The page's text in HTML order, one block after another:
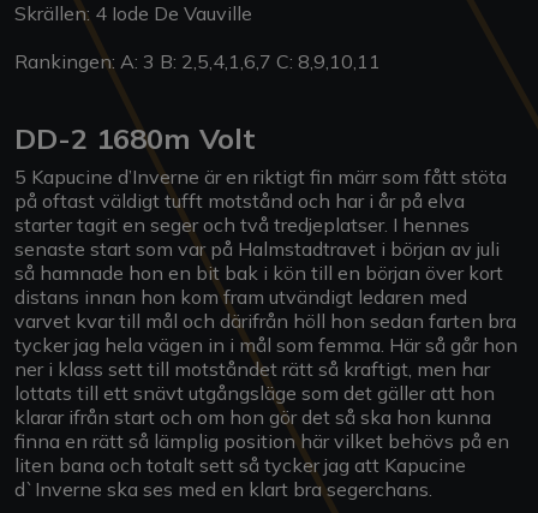
Skrällen: 4 Iode De Vauville
Rankingen: A: 3 B: 2,5,4,1,6,7 C: 8,9,10,11
DD-2 1680m Volt
5 Kapucine d’Inverne är en riktigt fin märr som fått stöta
på oftast väldigt tufft motstånd och har i år på elva
starter tagit en seger och två tredjeplatser. I hennes
senaste start som var på Halmstadtravet i början av juli
så hamnade hon en bit bak i kön till en början över kort
distans innan hon kom fram utvändigt ledaren med
varvet kvar till mål och därifrån höll hon sedan farten bra
tycker jag hela vägen in i mål som femma. Här så går hon
ner i klass sett till motståndet rätt så kraftigt, men har
lottats till ett snävt utgångsläge som det gäller att hon
klarar ifrån start och om hon gör det så ska hon kunna
finna en rätt så lämplig position här vilket behövs på en
liten bana och totalt sett så tycker jag att Kapucine
d`Inverne ska ses med en klart bra segerchans.